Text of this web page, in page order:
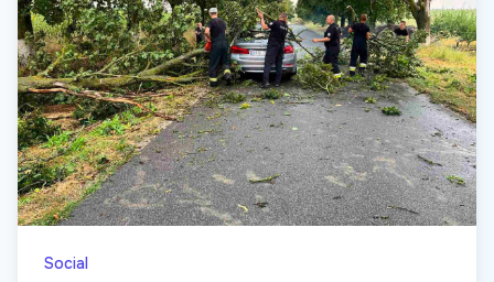
Social